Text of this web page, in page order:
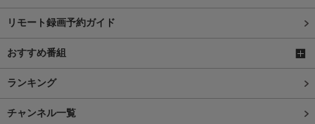
リモート録画予約ガイド
おすすめ番組
ランキング
チャンネル一覧